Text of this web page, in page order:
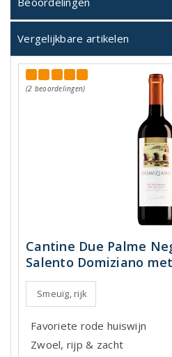
Vergelijkbare artikelen
(2 beoordelingen)
Cantine Due Palme
Salento Domiziano
Smeuïg, rijk
Favoriete rode huiswijn
Zwoel, rijp & zacht